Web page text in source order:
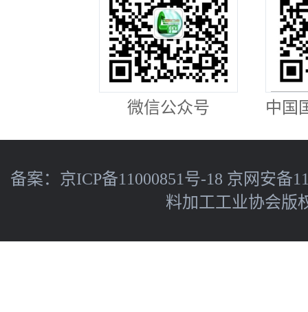
微信公众号 中国
备案： 京ICP备11000851号-18 京网安备
料加工工业协会版